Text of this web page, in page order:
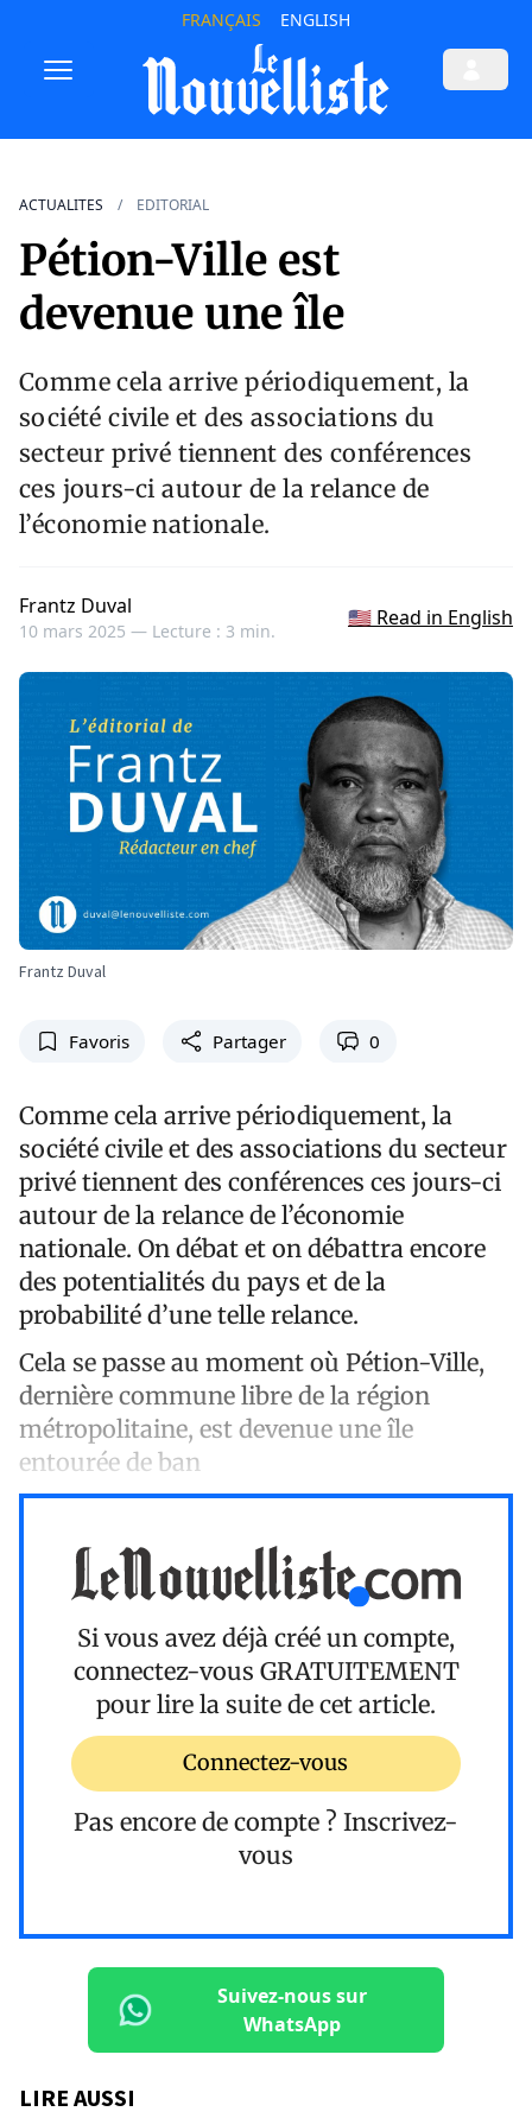
FRANÇAIS ENGLISH
ACTUALITES EDITORIAL
Pétion-Ville est
devenue une île
Comme cela arrive périodiquement, la
société civile et des associations du
secteur privé tiennent des conférences
ces jours-ci autour de la relance de
l’économie nationale.
Frantz Duval
10 mars 2025 — Lecture : 3 min.
🇺🇸 Read in English
Frantz Duval
Favoris Partager 0
Comme cela arrive périodiquement, la
société civile et des associations du secteur
privé tiennent des conférences ces jours-ci
autour de la relance de l’économie
nationale. On débat et on débattra encore
des potentialités du pays et de la
probabilité d’une telle relance.
Cela se passe au moment où Pétion-Ville,
dernière commune libre de la région
métropolitaine, est devenue une île
entourée de ban
Si vous avez déjà créé un compte,
connectez-vous GRATUITEMENT
pour lire la suite de cet article.
Connectez-vous
Pas encore de compte ? Inscrivez-
vous
Suivez-nous sur
WhatsApp
LIRE AUSSI